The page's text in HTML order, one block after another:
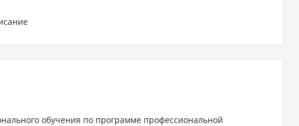
обучения по программе профессиональной